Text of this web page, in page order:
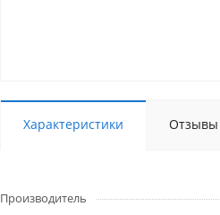
Характеристики Отзывы
Производитель